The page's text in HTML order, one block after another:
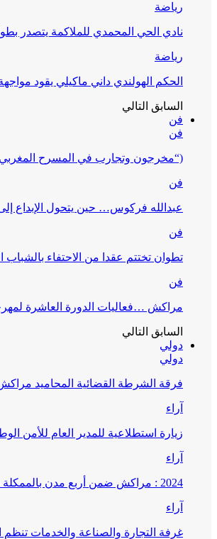
رياضة
نادي الحي المحمدي للملاكمة يتصدر
رياضة
الحكم الهولندي داني ماكيلي يقود مواجهة
السابق التالي
فن
فن
(“مخرجون وتجارب في المسرح
فن
عبدالله فركوس… حين يتحول الإبداع
فن
تطوان تختتم عقدا من الاحتفاء
فن
مراكش …فعاليات الدورة العاشرة
السابق التالي
دولي
دولي
فرقة الشرطة القضائية المحاميد
آراء
زيارة استطلاعية للمدير العام للأمن
آراء
2024 : مراكش ضمن أربع مدن بالممكلة سجلت مامجموعه 656 قضية تتعلق بغسيل الأموال
آراء
غرفة التجارة والصناعة والخدمات